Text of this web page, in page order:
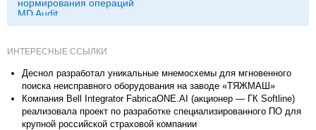
нормирования операций
MD Audit
ИНТЕРЕСНЫЕ ССЫЛКИ
Деснол разработал уникальные мнемосхемы для мгновенного
поиска неисправного оборудования на заводе «ТЯЖМАШ»
Компания Bell Integrator FabricaONE.AI (акционер — ГК Softline)
реализовала проект по разработке специализированного ПО для
крупной российской страховой компании